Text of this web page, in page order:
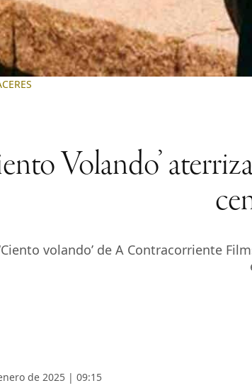
Volando’
volando’ de A Contracorriente
de 2025 | 09:15